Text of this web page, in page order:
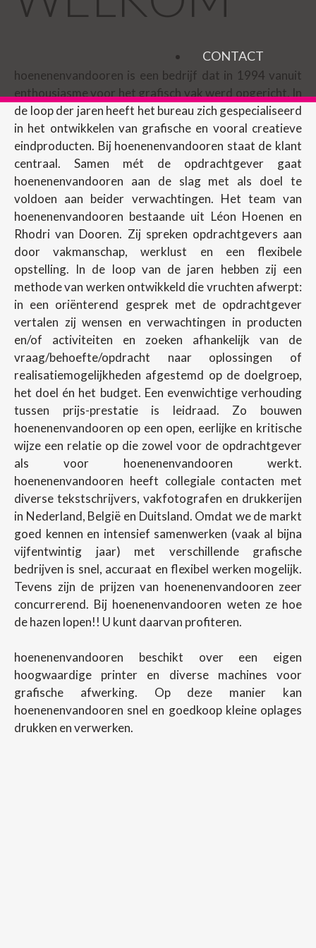
CONTACT
hoenenenvandooren is een bedrijf dat in 1994 vanuit
enthousiasme voor het grafisch vak werd opgericht. In
de loop der jaren heeft het bureau zich gespecialiseerd
in het ontwikkelen van grafische en vooral creatieve
eindproducten. Bij hoenenenvandooren staat de klant
centraal. Samen mét de opdrachtgever gaat
hoenenenvandooren aan de slag met als doel te
voldoen aan beider verwachtingen. Het team van
hoenenenvandooren bestaande uit Léon Hoenen en
Rhodri van Dooren. Zij spreken opdrachtgevers aan
door vakmanschap, werklust en een flexibele
opstelling. In de loop van de jaren hebben zij een
methode van werken ontwikkeld die vruchten afwerpt:
in een oriënterend gesprek met de opdrachtgever
vertalen zij wensen en verwachtingen in producten
en/of activiteiten en zoeken afhankelijk van de
vraag/behoefte/opdracht naar oplossingen of
realisatiemogelijkheden afgestemd op de doelgroep,
het doel én het budget. Een evenwichtige verhouding
tussen prijs-prestatie is leidraad. Zo bouwen
hoenenenvandooren op een open, eerlijke en kritische
wijze een relatie op die zowel voor de opdrachtgever
als voor hoenenenvandooren werkt.
hoenenenvandooren heeft collegiale contacten met
diverse tekstschrijvers, vakfotografen en drukkerijen
in Nederland, België en Duitsland. Omdat we de markt
goed kennen en intensief samenwerken (vaak al bijna
vijfentwintig jaar) met verschillende grafische
bedrijven is snel, accuraat en flexibel werken mogelijk.
Tevens zijn de prijzen van hoenenenvandooren zeer
concurrerend. Bij hoenenenvandooren weten ze hoe
de hazen lopen!! U kunt daarvan profiteren.
hoenenenvandooren beschikt over een eigen
hoogwaardige printer en diverse machines voor
grafische afwerking. Op deze manier kan
hoenenenvandooren snel en goedkoop kleine oplages
drukken en verwerken.